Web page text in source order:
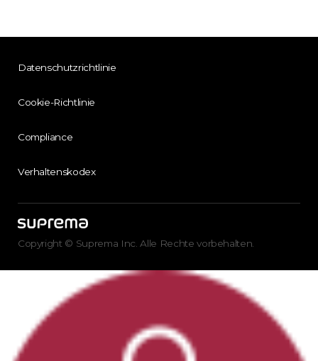
Datenschutzrichtlinie
Cookie-Richtlinie
Compliance
Verhaltenskodex
Copyright © Suprema Inc. Alle Rechte vorbehalten.